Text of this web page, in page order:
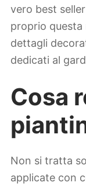
vero best
proprio
dettagli
dedicati al
Cosa
Non si tratta
applicate con